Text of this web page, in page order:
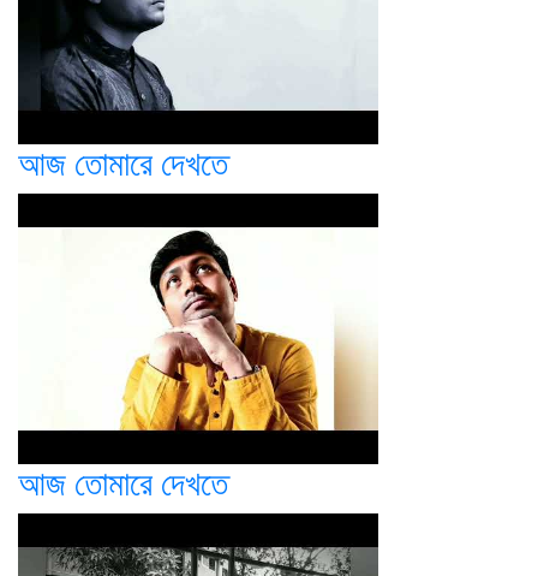
আজ তোমারে দেখতে
আজ তোমারে দেখতে